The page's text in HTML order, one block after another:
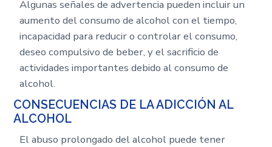
Algunas señales de advertencia pueden incluir un
aumento del consumo de alcohol con el tiempo,
incapacidad para reducir o controlar el consumo,
deseo compulsivo de beber, y el sacrificio de
actividades importantes debido al consumo de
alcohol.
CONSECUENCIAS DE LA ADICCIÓN AL
ALCOHOL
El abuso prolongado del alcohol puede tener